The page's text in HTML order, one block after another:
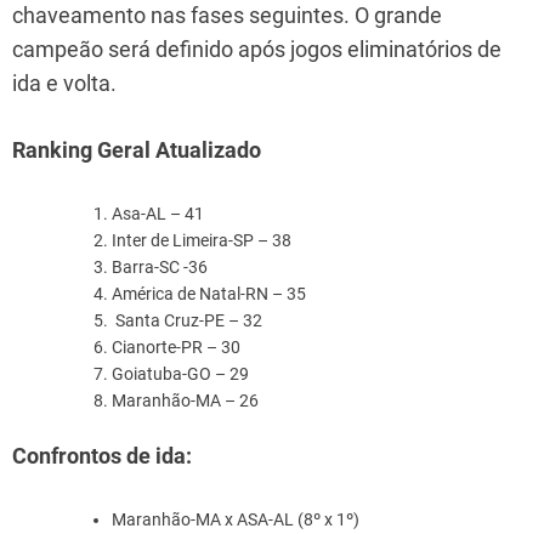
chaveamento nas fases seguintes. O grande
campeão será definido após jogos eliminatórios de
ida e volta.
Ranking Geral Atualizado
Asa-AL – 41
Inter de Limeira-SP – 38
Barra-SC -36
América de Natal-RN – 35
Santa Cruz-PE – 32
Cianorte-PR – 30
Goiatuba-GO – 29
Maranhão-MA – 26
Confrontos de ida:
Maranhão-MA x ASA-AL (8º x 1º)